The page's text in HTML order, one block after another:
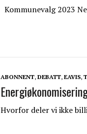
Kommunevalg 2023
ABONNENT, DEBATT, EAVIS,
Hvorfor deler vi ikke